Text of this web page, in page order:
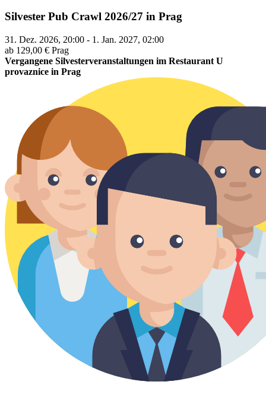
Silvester Pub Crawl 2026/27 in Prag
31. Dez. 2026, 20:00 - 1. Jan. 2027, 02:00
ab 129,00 € Prag
Vergangene Silvesterveranstaltungen im Restaurant U
provaznice in Prag